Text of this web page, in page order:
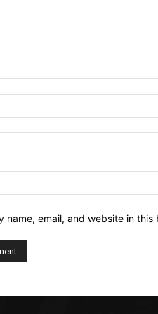
name, email, and website in